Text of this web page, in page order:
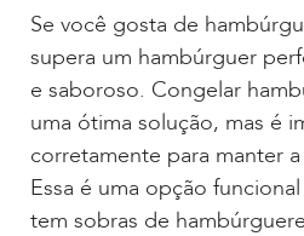
Se você gosta de
supera um hambúrguer
e saboroso. Congelar
uma ótima solução, mas é
corretamente para manter
Essa é uma opção
tem sobras de